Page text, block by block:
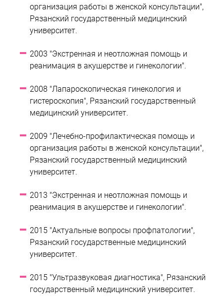
организация работы в женской консультации",
Рязанский государственный медицинский
университет.
2003 "Экстренная и неотложная помощь и
реанимация в акушерстве и гинекологии".
2008 "Лапароскопическая гинекология и
гистероскопия", Рязанский государственный
медицинский университет.
2009 "Лечебно-профилактическая помощь и
организация работы в женской консультации",
Рязанский государственный медицинский
университет.
2013 "Экстренная и неотложная помощь и
реанимация в акушерстве и гинекологии".
2015 "Актуальные вопросы профпатологии",
Рязанский государственные медицинский
университет.
2015 "Ультразвуковая диагностика", Рязанский
государственный медицинский университет.